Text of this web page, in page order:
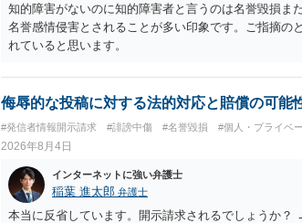
知的障害がないのに知的障害者と言うのは名誉毀損ま
名誉感情侵害とされることが多い印象です。ご指摘の
れていると思います。
侮辱的な投稿に対する法的対応と賠償の可能
#発信者情報開示請求 #誹謗中傷 #名誉毀損 #個人・プライベ
2026年8月4日
インターネットに強い弁護士
稲葉 進太郎 弁護士
本当に反省しています。開示請求されるでしょうか